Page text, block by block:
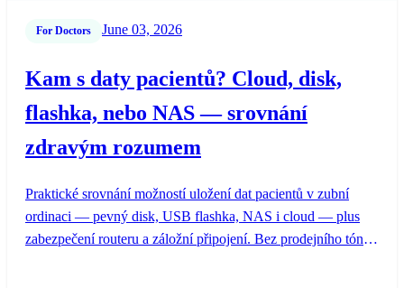
For Doctors June 03, 2026
Kam s daty pacientů? Cloud, disk,
flashka, nebo NAS — srovnání
zdravým rozumem
Praktické srovnání možností uložení dat pacientů v zubní
ordinaci — pevný disk, USB flashka, NAS i cloud — plus
zabezpečení routeru a záložní připojení. Bez prodejního tónu,